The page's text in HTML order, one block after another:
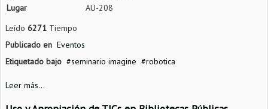
Lugar
AU-208
Leído 6271 Tiempo
Publicado en Eventos
Etiquetado bajo
seminario imagine robotica
Leer más...